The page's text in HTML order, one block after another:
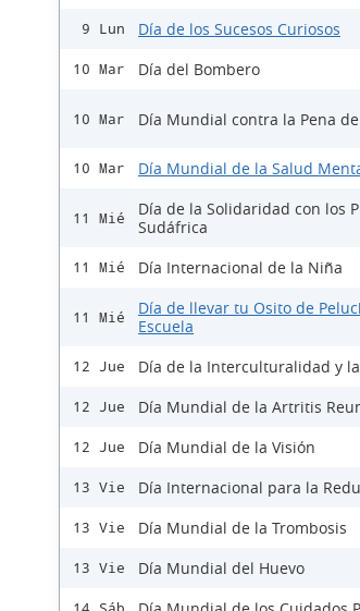
9 Lun Día de los Sucesos Curiosos
10 Mar Día del Bombero
10 Mar Día Mundial contra la Pena
10 Mar Día Mundial de la Salud
11 Mié
Día de la Solidaridad con los
Sudáfrica
11 Mié Día Internacional de la Niña
11 Mié
Día de llevar tu Osito de
Escuela
12 Jue Día de la Interculturalidad y
12 Jue Día Mundial de la Artritis
12 Jue Día Mundial de la Visión
13 Vie Día Internacional para la
13 Vie Día Mundial de la Trombosis
13 Vie Día Mundial del Huevo